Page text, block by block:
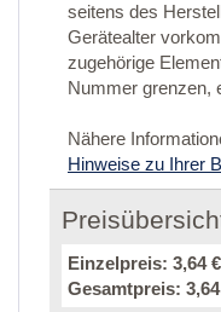
seitens des
Gerätealter
zugehörige
Nummer grenzen,
Nähere
Hinweise zu Ihrer
Einzelpreis: 3,64 €
Gesamtpreis: